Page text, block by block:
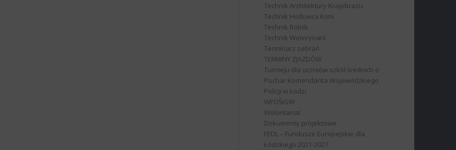
Technik Architektury Krajobrazu
Technik Hodowca Koni
Technik Rolnik
Technik Weterynarii
Terminarz zebrań
TERMINY ZJAZDÓW
Turnieju dla uczniów szkół średnich o
Puchar Komendanta Wojewódzkiego
Policji w Łodzi
WFOŚiGW
Wolontariat
Dokumenty projektowe
FEDL – Fundusze Europejskie dla
Łódzkiego 2021-2027